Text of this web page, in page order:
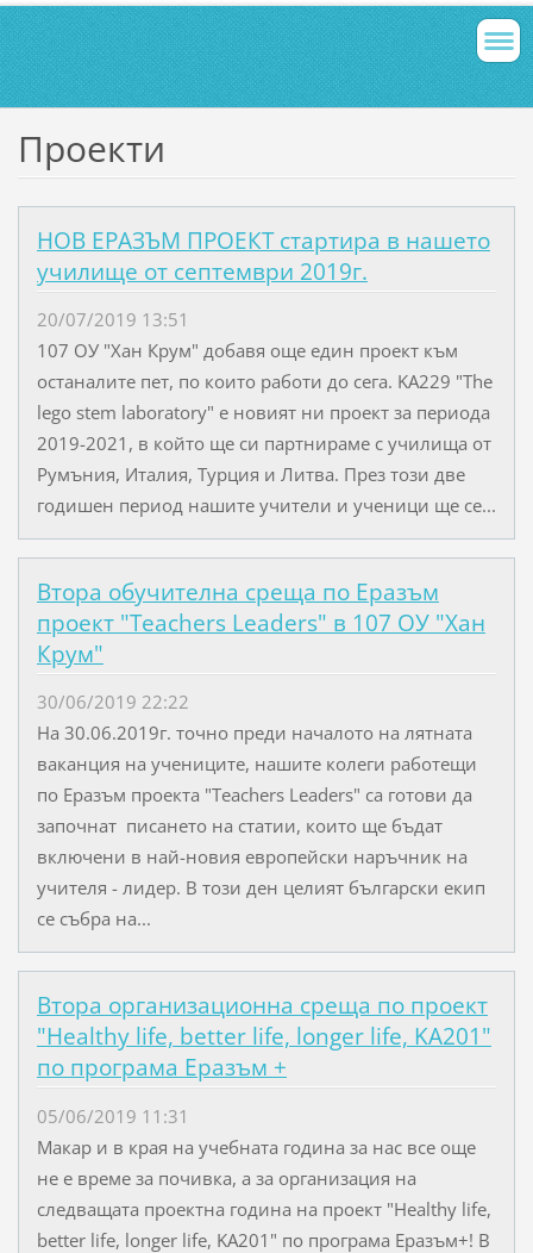
Проекти
НОВ ЕРАЗЪМ ПРОЕКТ стартира в нашето
училище от септември 2019г.
20/07/2019 13:51
107 ОУ "Хан Крум" добавя още един проект към
останалите пет, по които работи до сега. KA229 "The
lego stem laboratory" е новият ни проект за периода
2019-2021, в който ще си партнираме с училища от
Румъния, Италия, Турция и Литва. През този две
годишен период нашите учители и ученици ще се...
Втора обучителна среща по Еразъм
проект "Teachers Leaders" в 107 ОУ "Хан
Крум"
30/06/2019 22:22
На 30.06.2019г. точно преди началото на лятната
ваканция на учениците, нашите колеги работещи
по Еразъм проекта "Teachers Leaders" са готови да
започнат писането на статии, които ще бъдат
включени в най-новия европейски наръчник на
учителя - лидер. В този ден целият български екип
се събра на...
Втора организационна среща по проект
"Healthy life, better life, longer life, KA201"
по програма Еразъм +
05/06/2019 11:31
Макар и в края на учебната година за нас все още
не е време за почивка, а за организация на
следващата проектна година на проект "Healthy life,
better life, longer life, KA201" по програма Еразъм+! В